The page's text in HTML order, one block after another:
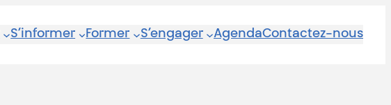
S’informer Former S’engager AgendaContactez-nous